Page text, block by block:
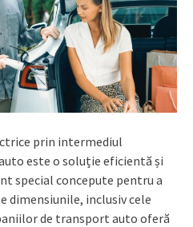
prin intermediul
este o soluție eficientă și
special concepute pentru a
dimensiunile, inclusiv cele
de transport auto oferă